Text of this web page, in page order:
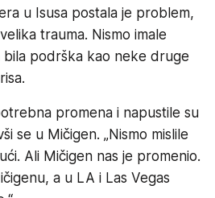
u Isusa postala je problem,
trauma. Nismo imale
bila podrška kao neke druge
promena i napustile su
se u Mičigen. „Nismo mislile
Ali Mičigen nas je promenio.
a u LA i Las Vegas